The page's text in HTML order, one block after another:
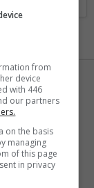
from
device
with 446
our partners
on the basis
managing
of this page
in privacy